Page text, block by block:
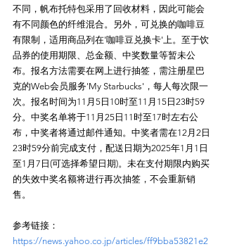
不同，帆布托特包采用了回收材料，因此可能会
有不同颜色的纤维混合。另外，可兑换的咖啡豆
有限制，适用商品列在'咖啡豆兑换卡'上。至于饮
品券的使用期限、总金额、中奖数量等暂未公
布。报名方法需要在网上进行抽签，需注册星巴
克的Web会员服务'My Starbucks'，每人每次限一
次。报名时间为11月5日10时至11月15日23时59
分。中奖名单将于11月25日11时至17时左右公
布，中奖者将通过邮件通知。中奖者需在12月2日
23时59分前完成支付，配送日期为2025年1月1日
至1月7日(可选择希望日期)。未在支付期限内购买
的失效中奖名额将进行再次抽签，不会重新销
参考链接：
https://news.yahoo.co.jp/articles/ff9bba53821e2